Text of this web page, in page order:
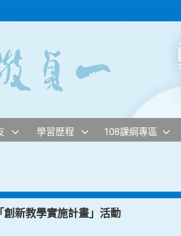
學習歷程 108課綱專區
新教學實施計畫」活動